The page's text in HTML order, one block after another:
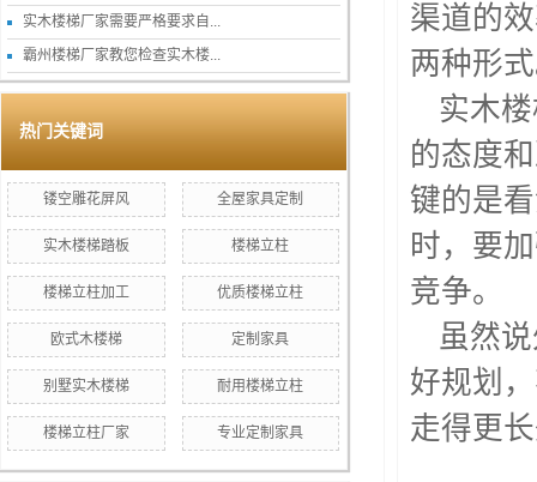
实木楼梯厂家需要严格要求自...
霸州楼梯厂家教您检查实木楼...
热门关键词
镂空雕花屏风 全屋家具定制
实木楼梯踏板 楼梯立柱
楼梯立柱加工 优质楼梯立柱
欧式木楼梯 定制家具
别墅实木楼梯 耐用楼梯立柱
楼梯立柱厂家 专业定制家具
渠道的
两种形
实木
的态度
键的是
时，要
竞争。
虽然
好规划
走得更